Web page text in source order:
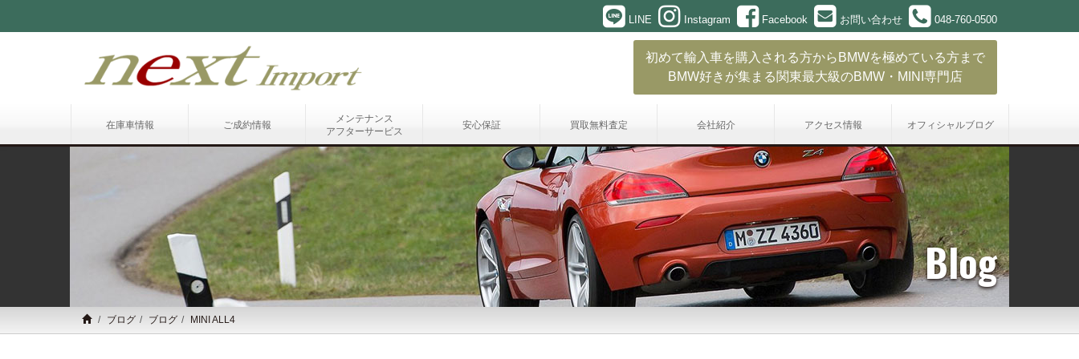
LINE Instagram Facebook お問い合わせ 048-760-0500
初めて輸入車を購入される方からBMWを極めている方まで
BMW好きが集まる関東最大級のBMW・MINI専門店
在庫車情報 ご成約情報
メンテナンス
アフターサービス
安心保証 買取無料査定 会社紹介 アクセス情報 オフィシャルブログ
Blog
ブログ ブログ MINI ALL4